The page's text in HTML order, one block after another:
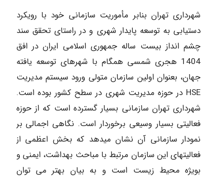
شهرداری تهران بنابر مأموریت سازمانی خود با رویکرد
دستیابی به توسعه پایدار شهری و در راستای تحقق سند
چشم انداز بیست ساله جمهوری اسلامی ایران در افق
1404 هجری شمسی همگام با شهرهای توسعه یافته
جهان، بعنوان اولین سازمان متولی ورود سیستم مدیریت
HSE در حوزه مدیریت شهری در سطح کشور بوده است.
شهرداری تهران سازمانی بسیار گسترده است که از حوزه
فعالیتی بسیار وسیعی برخوردار است. نگاهی اجمالی بر
نمودار سازمانی آن نشان میدهد که بخش اعظمی از
فعالیتهای این سازمان مرتبط با مباحث بهداشت، ایمنی و
بویژه محیط زیست است و به بیان بهتر می توان